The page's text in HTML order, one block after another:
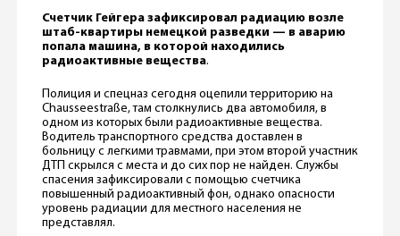
Счетчик Гейгера зафиксировал радиацию возле
штаб-квартиры немецкой разведки — в аварию
попала машина, в которой находились
радиоактивные вещества.
Полиция и спецназ сегодня оцепили территорию на
Chausseestraße, там столкнулись два автомобиля, в
одном из которых были радиоактивные вещества.
Водитель транспортного средства доставлен в
больницу с легкими травмами, при этом второй участник
ДТП скрылся с места и до сих пор не найден. Службы
спасения зафиксировали с помощью счетчика
повышенный радиоактивный фон, однако опасности
уровень радиации для местного населения не
представлял.